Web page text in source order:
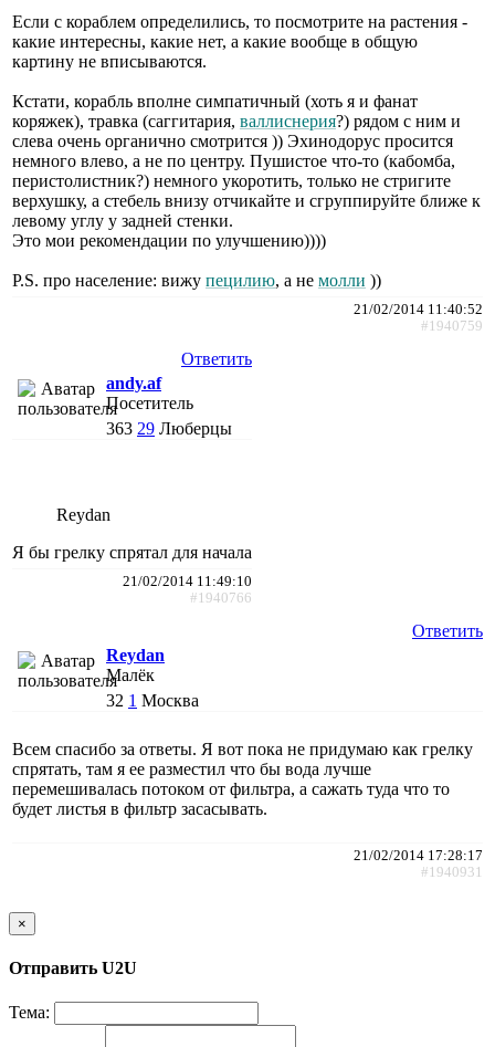
Если с кораблем определились, то посмотрите на растения -
какие интересны, какие нет, а какие вообще в общую
картину не вписываются.
Кстати, корабль вполне симпатичный (хоть я и фанат
коряжек), травка (саггитария, валлиснерия?) рядом с ним и
слева очень органично смотрится )) Эхинодорус просится
немного влево, а не по центру. Пушистое что-то (кабомба,
перистолистник?) немного укоротить, только не стригите
верхушку, а стебель внизу отчикайте и сгруппируйте ближе к
левому углу у задней стенки.
Это мои рекомендации по улучшению))))
P.S. про население: вижу пецилию, а не молли ))
21/02/2014 11:40:52
#1940759
Ответить
andy.af
Посетитель
363 29 Люберцы
Reydan
Я бы грелку спрятал для начала
21/02/2014 11:49:10
#1940766
Ответить
Reydan
Малёк
32 1 Москва
Всем спасибо за ответы. Я вот пока не придумаю как грелку
спрятать, там я ее разместил что бы вода лучше
перемешивалась потоком от фильтра, а сажать туда что то
будет листья в фильтр засасывать.
21/02/2014 17:28:17
#1940931
×
Отправить U2U
Тема: